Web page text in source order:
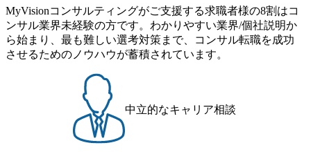
を取得 (https://www.agara.co.jp/article/382811) シンプレクスと
Xspear Consultingが、東京都港区の行政手続き100%デジタル
化を支援 (https://www.afpbb.com/articles/-/3520247) 【未経験
者】 ・年収UPでのオファー ・ワンプールで様々なインダ
流工程、先端技術を学べる環境 【コンサルファーム経験
者】 ・専門領域に軸足を置きながら、他領域にもチャレン
ジできる環境 ・タイトルアップでのオファー ・現職ファー
ムより高いオファー年収 ・実力主義でプロモーションでき
る（ダブルスキップもあり） ・週に1度のアサインｍｔｇで
日2時間15分まで、始業・終業時刻の繰り上げ・繰り下げが
可能 子の看護休暇： 子1人につき5日まで取得でき、1時間
単位で取得することも可能 家族看護休暇： 5日まで取得で
き、1時間単位で取得することも可能 【独身寮、住宅手当制
度など】 独身寮：富山事業所の近くに、白風寮と青風寮の2
つの寮があり、以下の入居基準を満たす方が入居可能で
す。 ＜入居基準＞ ・満33歳までの独身者 ・自宅から勤務地
までの通勤総時間が2時間を超えること 住宅手当： 本社の
近くには独身寮や社宅等が無いため、条件を満たす方には
住宅手当を支給します。 また、独身寮は男性のみの入居と
MyVisionコンサルティングがご支援する求職者様の8割はコ
ンサル業界未経験の方です。わかりやすい業界/個社説明か
ら始まり、最も難しい選考対策まで、コンサル転職を成功
させるためのノウハウが蓄積されています。
中立的なキャリア相談